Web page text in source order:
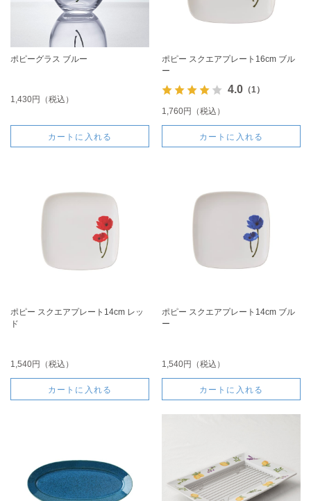
ポピーグラス ブルー
1,430円（税込）
カートに入れる
ポピー スクエアプレート16cm ブル
ー
4.0（1）
1,760円（税込）
カートに入れる
ポピー スクエアプレート14cm レッ
ド
1,540円（税込）
カートに入れる
ポピー スクエアプレート14cm ブル
ー
1,540円（税込）
カートに入れる